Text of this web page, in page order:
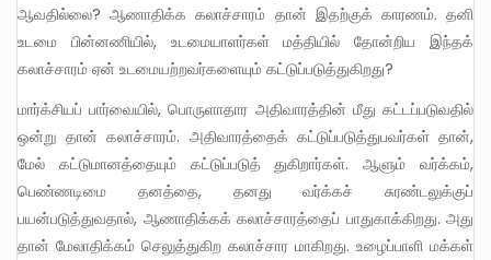
ஆவதில்லை? ஆணாதிக்க கலாச்சாரம் தான் இதற்குக் காரணம். தனி
உடமை பின்னணியில், உடமையாளர்கள் மத்தியில் தோன்றிய இந்தக்
கலாச்சாரம் ஏன் உடமையற்றவர்களையும் கட்டுப்படுத்துகிறது?
மார்க்சியப் பார்வையில், பொருளாதார அதிவாரத்தின் மீது கட்டப்படுவதில்
ஒன்று தான் கலாச்சாரம். அதிவாரத்தைக் கட்டுப்படுத்துபவர்கள் தான்,
மேல் கட்டுமானத்தையும் கட்டுப்படுத் துகிறார்கள். ஆளும் வர்க்கம்,
பெண்ணடிமை தனத்தை, தனது வர்க்கச் சுரண்டலுக்குப்
பயன்படுத்துவதால், ஆணாதிக்கக் கலாச்சாரத்தைப் பாதுகாக்கிறது. அது
தான் மேலாதிக்கம் செலுத்துகிற கலாச்சார மாகிறது. உழைப்பாளி மக்கள்